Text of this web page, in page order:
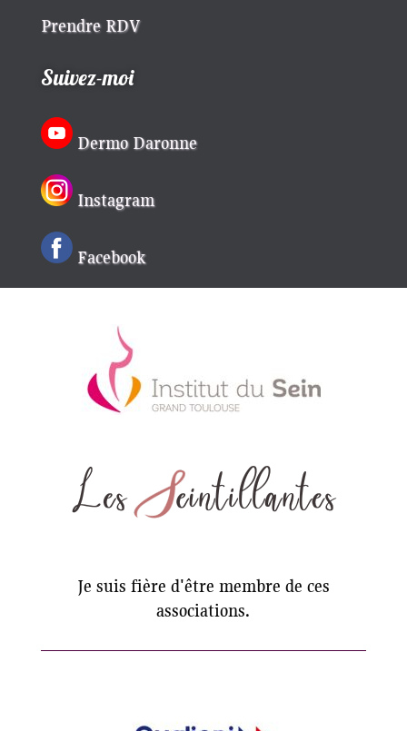
Prendre RDV
Suivez-moi
Dermo Daronne
Instagram
Facebook
Je suis fière d'être membre de ces
associations.